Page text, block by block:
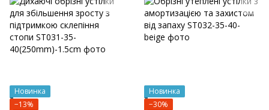
Новинка
−13%
Новинка
−30%